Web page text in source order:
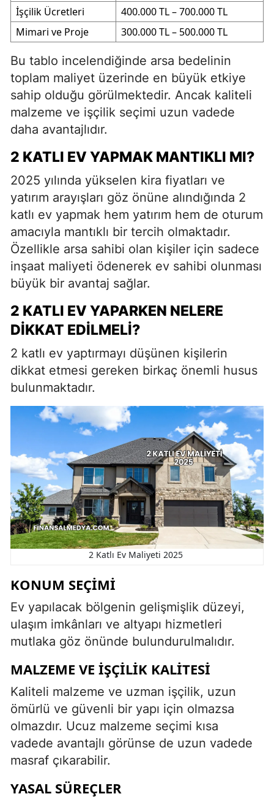
İşçilik Ücretleri
400.000 TL – 700.000 TL
Mimari ve Proje
300.000 TL – 500.000 TL
Bu tablo incelendiğinde arsa bedelinin
toplam maliyet üzerinde en büyük etkiye
sahip olduğu görülmektedir. Ancak kaliteli
malzeme ve işçilik seçimi uzun vadede
daha avantajlıdır.
2 KATLI EV YAPMAK MANTIKLI MI?
2025 yılında yükselen kira fiyatları ve
yatırım arayışları göz önüne alındığında 2
katlı ev yapmak hem yatırım hem de oturum
amacıyla mantıklı bir tercih olmaktadır.
Özellikle arsa sahibi olan kişiler için sadece
inşaat maliyeti ödenerek ev sahibi olunması
büyük bir avantaj sağlar.
2 KATLI EV YAPARKEN NELERE
DIKKAT EDILMELI?
2 katlı ev yaptırmayı düşünen kişilerin
dikkat etmesi gereken birkaç önemli husus
bulunmaktadır.
2 Katlı Ev Maliyeti 2025
KONUM SEÇIMI
Ev yapılacak bölgenin gelişmişlik düzeyi,
ulaşım imkânları ve altyapı hizmetleri
mutlaka göz önünde bulundurulmalıdır.
MALZEME VE İŞÇILIK KALITESI
Kaliteli malzeme ve uzman işçilik, uzun
ömürlü ve güvenli bir yapı için olmazsa
olmazdır. Ucuz malzeme seçimi kısa
vadede avantajlı görünse de uzun vadede
masraf çıkarabilir.
YASAL SÜREÇLER